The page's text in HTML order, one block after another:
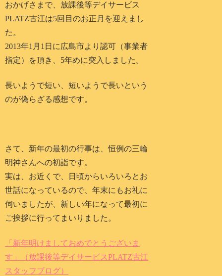
おかげさまで、放課後等デイサービス
PLATZ古江は5回目のお正月を迎えまし
た。
2013年1月1日に広島市より認可（事業者
指定）を頂き、5年めに突入しました。
長いようで短い、短いようで長いという
のが偽らざる感想です。
さて、新年の最初の行事は、恒例の三輪
明神さんへの初詣です。
実は、お近くで、日頃からいろいろとお
世話になっているので、年末にもお礼に
伺いましたが、新しい年になって最初に
ご挨拶に行ってまいりました。
「新年明けましておめでとうございま
す」（放課後等デイサービスPLATZ古江
スタッフブログ）